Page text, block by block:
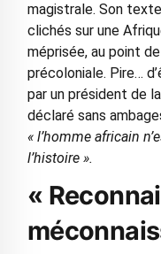
magistrale. Son
clichés sur une
méprisée, au point
précoloniale. Pire…
par un président de
déclaré sans
« l’homme africain
l’histoire ».
«